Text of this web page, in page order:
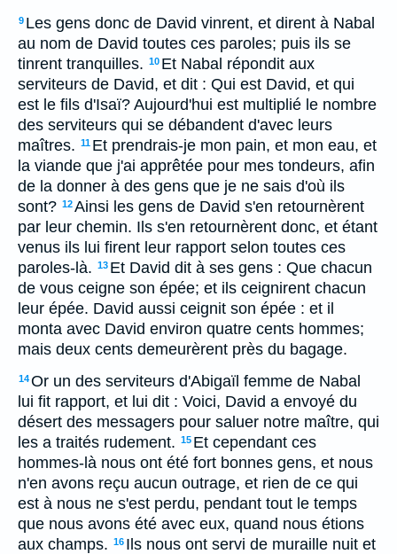
9 Les gens donc de David vinrent, et dirent à Nabal
au nom de David toutes ces paroles; puis ils se
tinrent tranquilles. 10 Et Nabal répondit aux
serviteurs de David, et dit : Qui est David, et qui
est le fils d'Isaï? Aujourd'hui est multiplié le nombre
des serviteurs qui se débandent d'avec leurs
maîtres. 11 Et prendrais-je mon pain, et mon eau, et
la viande que j'ai apprêtée pour mes tondeurs, afin
de la donner à des gens que je ne sais d'où ils
sont? 12Ainsi les gens de David s'en retournèrent
par leur chemin. Ils s'en retournèrent donc, et étant
venus ils lui firent leur rapport selon toutes ces
paroles-là. 13 Et David dit à ses gens : Que chacun
de vous ceigne son épée; et ils ceignirent chacun
leur épée. David aussi ceignit son épée : et il
monta avec David environ quatre cents hommes;
mais deux cents demeurèrent près du bagage.
14Or un des serviteurs d'Abigaïl femme de Nabal
lui fit rapport, et lui dit : Voici, David a envoyé du
désert des messagers pour saluer notre maître, qui
les a traités rudement. 15 Et cependant ces
hommes-là nous ont été fort bonnes gens, et nous
n'en avons reçu aucun outrage, et rien de ce qui
est à nous ne s'est perdu, pendant tout le temps
que nous avons été avec eux, quand nous étions
aux champs. 16 Ils nous ont servi de muraille nuit et